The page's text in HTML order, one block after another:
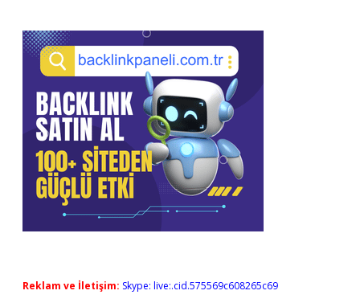
Reklam ve İletişim: Skype: live:.cid.575569c608265c69